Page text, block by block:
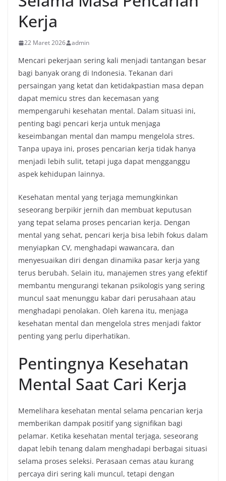
Kerja
22 Maret 2026 admin
Mencari pekerjaan sering kali menjadi tantangan besar
bagi banyak orang di Indonesia. Tekanan dari
persaingan yang ketat dan ketidakpastian masa depan
dapat memicu stres dan kecemasan yang
mempengaruhi kesehatan mental. Dalam situasi ini,
penting bagi pencari kerja untuk menjaga
keseimbangan mental dan mampu mengelola stres.
Tanpa upaya ini, proses pencarian kerja tidak hanya
menjadi lebih sulit, tetapi juga dapat mengganggu
aspek kehidupan lainnya.
Kesehatan mental yang terjaga memungkinkan
seseorang berpikir jernih dan membuat keputusan
yang tepat selama proses pencarian kerja. Dengan
mental yang sehat, pencari kerja bisa lebih fokus dalam
menyiapkan CV, menghadapi wawancara, dan
menyesuaikan diri dengan dinamika pasar kerja yang
terus berubah. Selain itu, manajemen stres yang efektif
membantu mengurangi tekanan psikologis yang sering
muncul saat menunggu kabar dari perusahaan atau
menghadapi penolakan. Oleh karena itu, menjaga
kesehatan mental dan mengelola stres menjadi faktor
penting yang perlu diperhatikan.
Pentingnya Kesehatan
Mental Saat Cari Kerja
Memelihara kesehatan mental selama pencarian kerja
memberikan dampak positif yang signifikan bagi
pelamar. Ketika kesehatan mental terjaga, seseorang
dapat lebih tenang dalam menghadapi berbagai situasi
selama proses seleksi. Perasaan cemas atau kurang
percaya diri sering kali muncul, tetapi dengan